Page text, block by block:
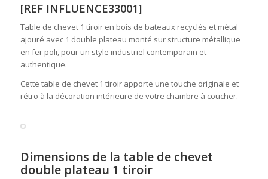
[REF INFLUENCE33001]
Table de chevet 1 tiroir en bois de bateaux recyclés et métal
ajouré avec 1 double plateau monté sur structure métallique
en fer poli, pour un style industriel contemporain et
authentique.
Cette table de chevet 1 tiroir apporte une touche originale et
rétro à la décoration intérieure de votre chambre à coucher.
Dimensions de la table de chevet
double plateau 1 tiroir